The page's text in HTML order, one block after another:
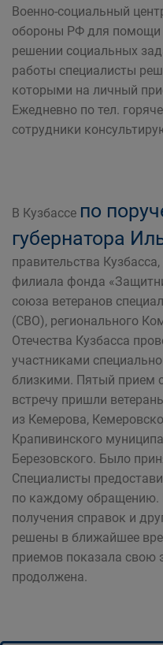
Военно-социальный
обороны РФ для
решении социальных
работы специалисты
которыми на личный
Ежедневно по тел.
сотрудники
В Кузбассе по
губернатора
правительства
филиала фонда
союза ветеранов
(СВО), регионального
Отечества Кузбасса
участниками
близкими. Пятый прием
встречу пришли
из Кемерова,
Крапивинского
Березовского. Было
Специалисты
по каждому обращению.
получения справок и
решены в ближайшее
приемов показала свою
продолжена.